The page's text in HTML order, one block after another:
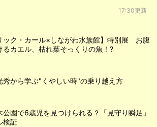
17:30更新
ック・カール×しながわ水族館】特別展 お腹
るカエル、枯れ葉そっくりの魚！?
秀から学ぶ"くやしい時"の乗り越え方
公園で6歳児を見つけられる？「見守り瞬足」
検証